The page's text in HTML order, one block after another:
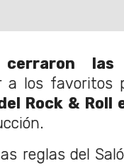
las
a los favoritos
Rock & Roll
reglas del